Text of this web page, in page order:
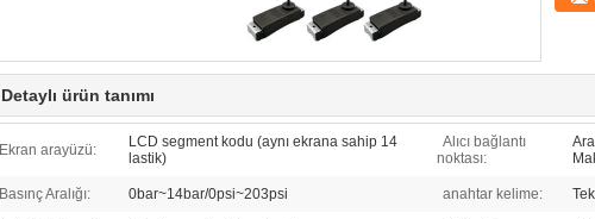
Detaylı ürün tanımı
Ekran arayüzü:
LCD segment kodu (aynı ekrana sahip 14
lastik)
Alıcı bağlantı
noktası:
Basınç Aralığı: 0bar~14bar/0psi~203psi anahtar kelime: